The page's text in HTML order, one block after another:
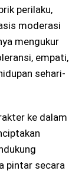
perilaku,
moderasi
mengukur
empati,
sehari-
ke dalam
pintar secara